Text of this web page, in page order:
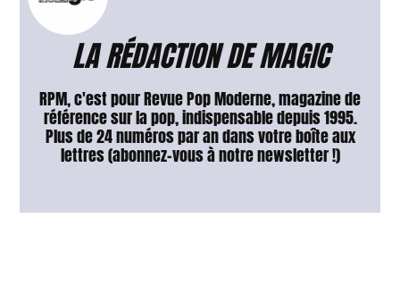
LA RÉDACTION DE MAGIC
RPM, c'est pour Revue Pop Moderne, magazine de
référence sur la pop, indispensable depuis 1995.
Plus de 24 numéros par an dans votre boîte aux
lettres (abonnez-vous à notre newsletter !)